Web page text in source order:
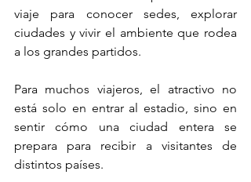
viaje para conocer sedes, explorar
ciudades y vivir el ambiente que rodea
a los grandes partidos.
Para muchos viajeros, el atractivo no
está solo en entrar al estadio, sino en
sentir cómo una ciudad entera se
prepara para recibir a visitantes de
distintos países.